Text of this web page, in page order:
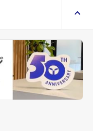
train
路線から探す
keyboard_arrow_right
keyboard_arrow_right
keyboard_arrow_right
keyboard_arrow_right
keyboard_arrow_right
keyboard_arrow_right
keyboard_arrow_right
keyboard_arrow_right
keyboard_arrow_right
keyboard_arrow_right
keyboard_arrow_right
open_in_new
keyboard_arrow_up
keyboard_arrow_right
keyboard_arrow_right
）
/八乙女駅 徒歩27分
築年月
年05月
間取り内訳
和室 6
帖
和室 6